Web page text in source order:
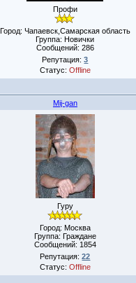
Профи
Город: Чапаевск,Самарская область
Группа: Новички
Сообщений: 286
Репутация:3
Статус: Offline
Mij-gan
Гуру
Город: Москва
Группа: Граждане
Сообщений: 1854
Репутация:22
Статус: Offline